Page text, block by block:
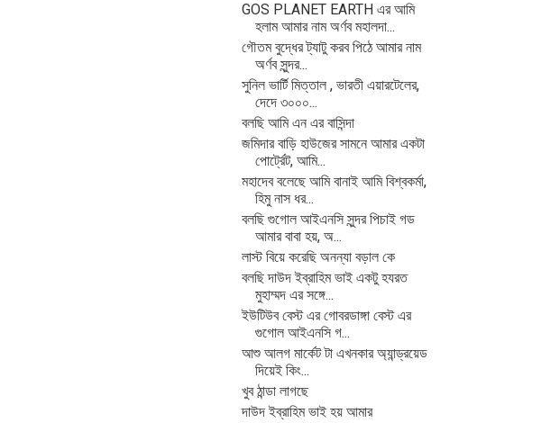
GOS PLANET EARTH এর আমি
হলাম আমার নাম অর্ণব মহালদা...
গৌতম বুদ্ধের ট্যাটু করব পিঠে আমার নাম
অর্ণব সুন্দর...
সুনিল ভার্টি মিত্তাল , ভারতী এয়ারটেলের,
দেদে ৩০০০...
বলছি আমি এন এর বাসিন্দা
জমিদার বাড়ি হাউজের সামনে আমার একটা
পোর্ট্রেট, আমি...
মহাদেব বলেছে আমি বানাই আমি বিশ্বকর্মা,
হিমু নাস ধর...
বলছি গুগোল আইএনসি সুন্দর পিচাই গড
আমার বাবা হয়, অ...
লাস্ট বিয়ে করেছি অনন্যা বড়াল কে
বলছি দাউদ ইব্রাহিম ভাই একটু হযরত
মুহাম্মদ এর সঙ্গে...
ইউটিউব বেস্ট এর গোবরডাঙ্গা বেস্ট এর
গুগোল আইএনসি গ...
আশু আলগ মার্কেট টা এখনকার অ্যান্ড্রয়েড
দিয়েই কিং...
খুব ঠান্ডা লাগছে
দাউদ ইব্রাহিম ভাই হয় আমার